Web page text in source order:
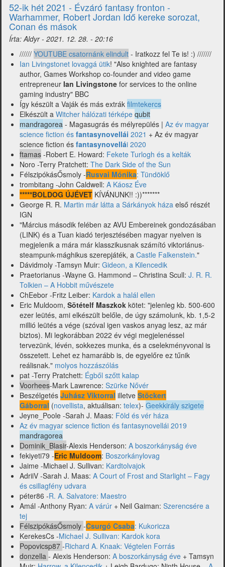
fantasy
a
nagyvilágból
-
Kuang,
Chiang,
Livingstone,
Moskát,
Fróna,
Kauppinen,
Muldoom
és
mások)
52-ik hét 2021 - Évzáró fantasy fronton -
Warhammer, Robert Jordan Idő kereke sorozat,
Conan és mások
Írta:Aldyr- 2021. 12. 28. - 20:16
////// YOUTUBE csatornánk elindult - Iratkozz fel Te is! :) ///////
Ian Livingstonet lovaggá ütik! "Also knighted are fantasy
author, Games Workshop co-founder and video game
entrepreneur Ian Livingstone for services to the online
gaming industry" BBC
Így készült a Vaják és más extrák filmtekercs
Elkészült a Witcher hálózati térképe qubit
mandragorea - Magasugrás és mélyrepülés | Az év magyar
science fiction és fantasynovellái 2021 + Az év magyar
science fiction és fantasynovellái 2020
ftamas -Robert E. Howard: Fekete Turlogh és a kelták
Noro -Terry Pratchett: The Dark Side of the Sun
FélszipókásŐsmoly -Rusvai Mónika: Tündöklő
trombitang -John Caldwell: A Káosz Éve
*****BOLDOG ÚJÉVET KÍVÁNUNK!! :))*******
George R. R. Martin már látta a Sárkányok háza első részét
IGN
"Március második felében az AVU Embereinek gondozásában
(LINK) és a Tuan kiadó terjesztésében magyar nyelven is
megjelenik a mára már klasszikusnak számító viktoriánus-
steampunk-mághikus szerepjáték, a Castle Falkenstein."
Dávidmoly -Tamsyn Muir: Gideon, a Kilencedik
Praetorianus -Wayne G. Hammond – Christina Scull: J. R. R.
Tolkien – A Hobbit művészete
ChEebor -Fritz Leiber: Kardok a halál ellen
Eric Muldoom, Sötételf Maszkok kötet: "jelenleg kb. 500-600
ezer leütés, ami elkészült belőle, de úgy számolunk, kb. 1,5-2
millió leütés a vége (szóval igen vaskos anyag lesz, az már
biztos). Mi legkorábban 2022 év végi megjelenéssel
tervezünk, lévén, sokkezes munka, és a cselekményvonal is
összetett. Lehet ez hamarább is, de egyelőre ez tűnik
reálisnak." molyos hozzászólás
pat -Terry Pratchett: Égből szőtt kalap
Voorhees-Mark Lawrence: Szürke Nővér
Beszélgetés Juhász Viktorral illetve Stöckert
Gáborral (novellista, aktuálisan: telex)- Geekkirály szigete
Jeyne_Poole -Sarah J. Maas: Föld és vér háza
Az év magyar science fiction és fantasynovellái 2019
mandragorea
Dominik_Blasir-Alexis Henderson: A boszorkányság éve
fekiyeti79 -Eric Muldoom: Boszorkánylovag
Jaime -Michael J. Sullivan: Kardtolvajok
AdriiV -Sarah J. Maas: A Court of Frost and Starlight – Fagy
és csillagfény udvara
péter86 -R. A. Salvatore: Maestro
Amál -Anthony Ryan: A várúr + Neil Gaiman: Szerencsére a
tej
FélszipókásŐsmoly -Csurgó Csaba: Kukoricza
KerekesCs -Michael J. Sullivan: Kardok kora
Popovicsp87 -Richard A. Knaak: Végtelen Forrás
donzella - Alexis Henderson: A boszorkányság éve + Tamsyn